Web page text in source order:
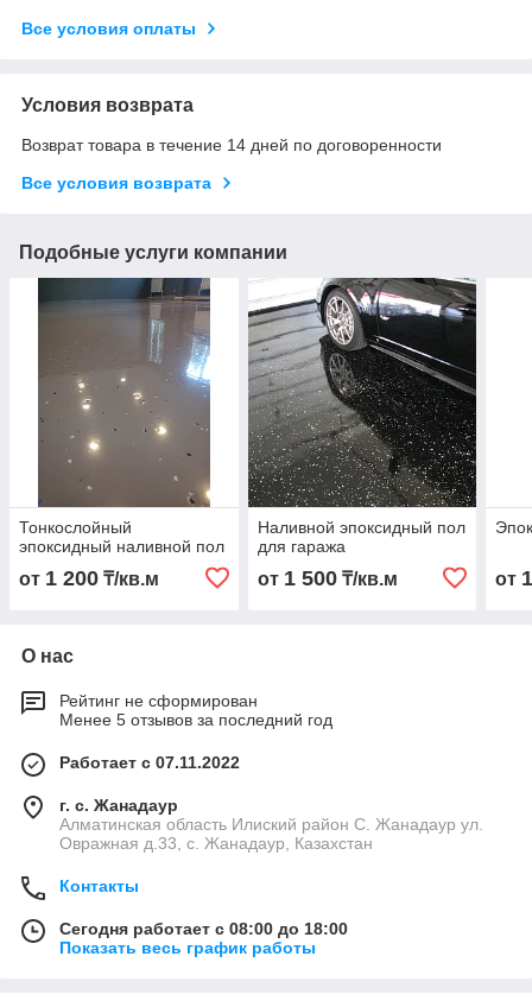
Все условия оплаты
Условия возврата
Возврат товара в течение 14 дней по договоренности
Все условия возврата
Подобные услуги компании
Тонкослойный
эпоксидный наливной пол
от 1 200 ₸/кв.м
Наливной эпоксидный пол
для гаража
от 1 500₸/кв.м от
О нас
Рейтинг не сформирован
Менее 5 отзывов за последний год
Работает с 07.11.2022
г. с. Жанадаур
Алматинская область Илиский район С. Жанадаур ул.
Овражная д.33, с. Жанадаур, Казахстан
Контакты
Сегодня работает с 08:00 до 18:00
Показать весь график работы